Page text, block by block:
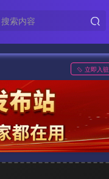
立即入驻